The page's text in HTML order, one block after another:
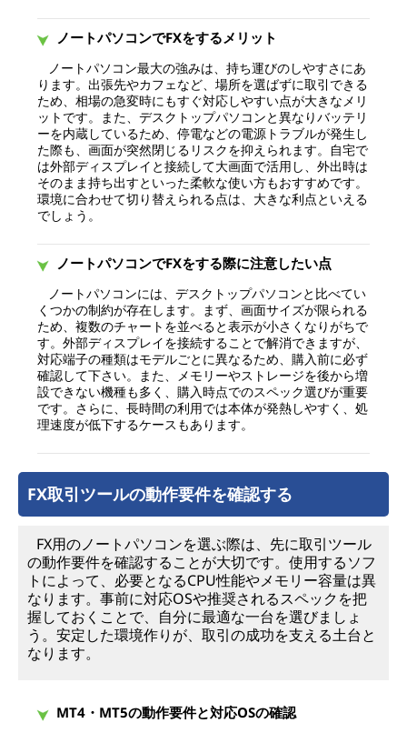
ノートパソコンでFXをするメリット
ノートパソコン最大の強みは、持ち運びのしやすさにあ
ります。出張先やカフェなど、場所を選ばずに取引できる
ため、相場の急変時にもすぐ対応しやすい点が大きなメリ
ットです。また、デスクトップパソコンと異なりバッテリ
ーを内蔵しているため、停電などの電源トラブルが発生し
た際も、画面が突然閉じるリスクを抑えられます。自宅で
は外部ディスプレイと接続して大画面で活用し、外出時は
そのまま持ち出すといった柔軟な使い方もおすすめです。
環境に合わせて切り替えられる点は、大きな利点といえる
でしょう。
ノートパソコンでFXをする際に注意したい点
ノートパソコンには、デスクトップパソコンと比べてい
くつかの制約が存在します。まず、画面サイズが限られる
ため、複数のチャートを並べると表示が小さくなりがちで
す。外部ディスプレイを接続することで解消できますが、
対応端子の種類はモデルごとに異なるため、購入前に必ず
確認して下さい。また、メモリーやストレージを後から増
設できない機種も多く、購入時点でのスペック選びが重要
です。さらに、長時間の利用では本体が発熱しやすく、処
理速度が低下するケースもあります。
FX取引ツールの動作要件を確認する
FX用のノートパソコンを選ぶ際は、先に取引ツール
の動作要件を確認することが大切です。使用するソフ
トによって、必要となるCPU性能やメモリー容量は異
なります。事前に対応OSや推奨されるスペックを把
握しておくことで、自分に最適な一台を選びましょ
う。安定した環境作りが、取引の成功を支える土台と
なります。
MT4・MT5の動作要件と対応OSの確認